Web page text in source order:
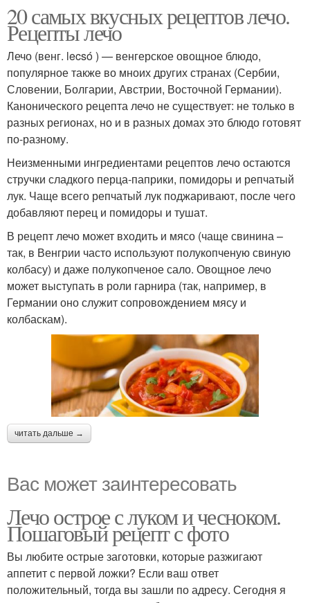
20 самых вкусных рецептов лечо.
Рецепты лечо
Лечо (венг. lecsó ) — венгерское овощное блюдо,
популярное также во мноих других странах (Сербии,
Словении, Болгарии, Австрии, Восточной Германии).
Канонического рецепта лечо не существует: не только в
разных регионах, но и в разных домах это блюдо готовят
по-разному.
Неизменными ингредиентами рецептов лечо остаются
стручки сладкого перца-паприки, помидоры и репчатый
лук. Чаще всего репчатый лук поджаривают, после чего
добавляют перец и помидоры и тушат.
В рецепт лечо может входить и мясо (чаще свинина –
так, в Венгрии часто используют полукопченую свиную
колбасу) и даже полукопченое сало. Овощное лечо
может выступать в роли гарнира (так, например, в
Германии оно служит сопровождением мясу и
колбаскам).
читать дальше →
Вас может заинтересовать
Лечо острое с луком и чесноком.
Пошаговый рецепт с фото
Вы любите острые заготовки, которые разжигают
аппетит с первой ложки? Если ваш ответ
положительный, тогда вы зашли по адресу. Сегодня я